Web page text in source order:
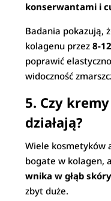
konserwantami i
Badania pokazują,
kolagenu przez8-
poprawić
widoczność
5. Czy
działają?
Wiele kosmetyków
bogate w kolagen,
wnika w głąb skóry
zbyt duże.